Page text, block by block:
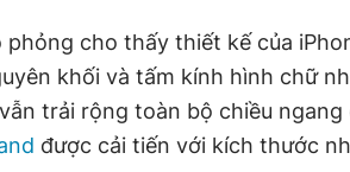
phỏng cho thấy thiết kế của
khối và tấm kính hình chữ
trải rộng toàn bộ chiều
được cải tiến với kích thước